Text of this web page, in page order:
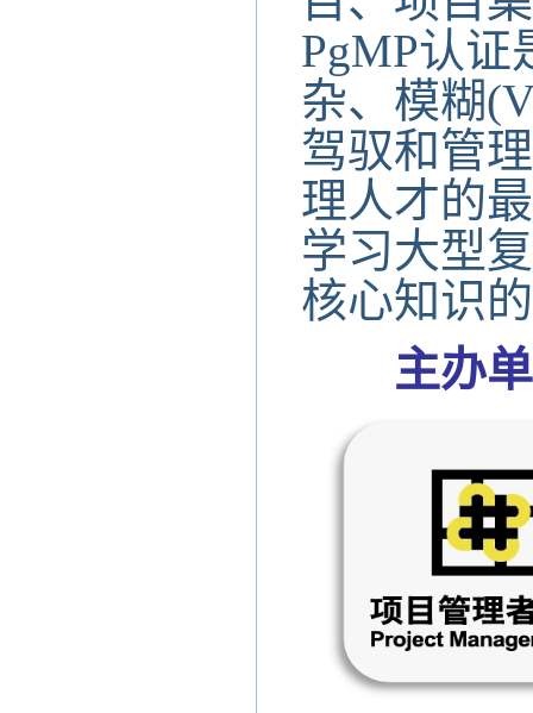
PgMP认证
杂、模糊
驾驭和管
理人才的
学习大型
核心知识
主办